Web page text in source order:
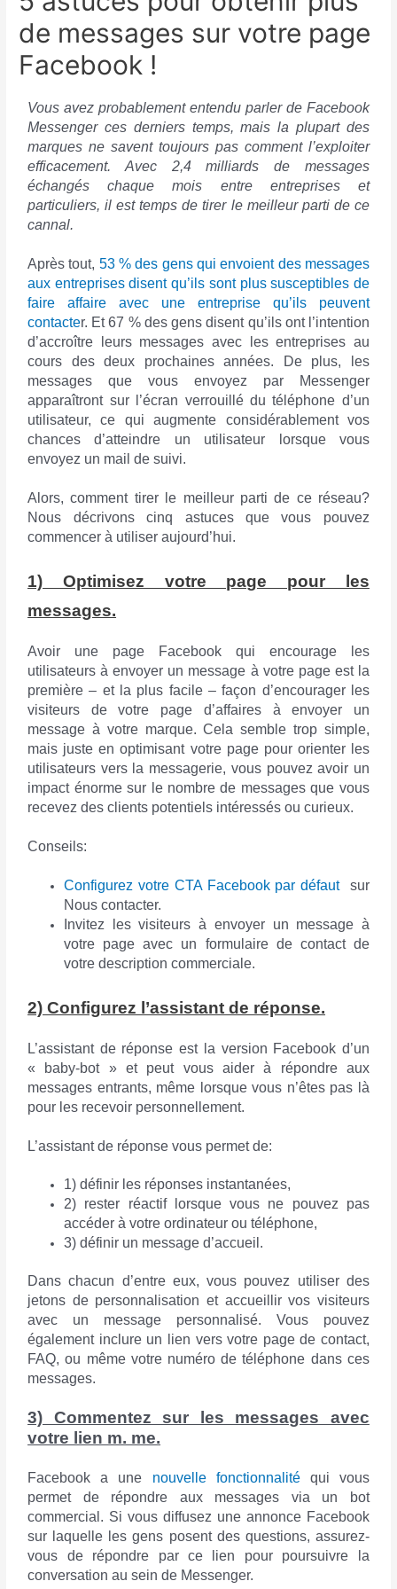
de messages sur votre page
Facebook !
Vous avez probablement entendu parler de Facebook
Messenger ces derniers temps, mais la plupart des
marques ne savent toujours pas comment l’exploiter
efficacement. Avec 2,4 milliards de messages
échangés chaque mois entre entreprises et
particuliers, il est temps de tirer le meilleur parti de ce
cannal.
Après tout, 53 % des gens qui envoient des messages
aux entreprises disent qu’ils sont plus susceptibles de
faire affaire avec une entreprise qu’ils peuvent
contacter. Et 67 % des gens disent qu’ils ont l’intention
d’accroître leurs messages avec les entreprises au
cours des deux prochaines années. De plus, les
messages que vous envoyez par Messenger
apparaîtront sur l’écran verrouillé du téléphone d’un
utilisateur, ce qui augmente considérablement vos
chances d’atteindre un utilisateur lorsque vous
envoyez un mail de suivi.
Alors, comment tirer le meilleur parti de ce réseau?
Nous décrivons cinq astuces que vous pouvez
commencer à utiliser aujourd’hui.
1) Optimisez votre page pour les
messages.
Avoir une page Facebook qui encourage les
utilisateurs à envoyer un message à votre page est la
première – et la plus facile – façon d’encourager les
visiteurs de votre page d’affaires à envoyer un
message à votre marque. Cela semble trop simple,
mais juste en optimisant votre page pour orienter les
utilisateurs vers la messagerie, vous pouvez avoir un
impact énorme sur le nombre de messages que vous
recevez des clients potentiels intéressés ou curieux.
Conseils:
Configurez votre CTA Facebook par défautsur
Nous contacter.
Invitez les visiteurs à envoyer un message à
votre page avec un formulaire de contact de
votre description commerciale.
2) Configurez l’assistant de réponse.
L’assistant de réponse est la version Facebook d’un
« baby-bot » et peut vous aider à répondre aux
messages entrants, même lorsque vous n’êtes pas là
pour les recevoir personnellement.
L’assistant de réponse vous permet de:
1) définir les réponses instantanées,
2) rester réactif lorsque vous ne pouvez pas
accéder à votre ordinateur ou téléphone,
3) définir un message d’accueil.
Dans chacun d’entre eux, vous pouvez utiliser des
jetons de personnalisation et accueillir vos visiteurs
avec un message personnalisé. Vous pouvez
également inclure un lien vers votre page de contact,
FAQ, ou même votre numéro de téléphone dans ces
messages.
3) Commentez sur les messages avec
votre lien m. me.
Facebook a une nouvelle fonctionnalitéqui vous
permet de répondre aux messages via un bot
commercial. Si vous diffusez une annonce Facebook
sur laquelle les gens posent des questions, assurez-
vous de répondre par ce lien pour poursuivre la
conversation au sein de Messenger.